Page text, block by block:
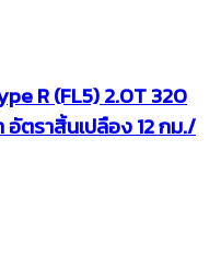
R (FL5) 2.0T 320
ตราสิ้นเปลือง 12 กม./